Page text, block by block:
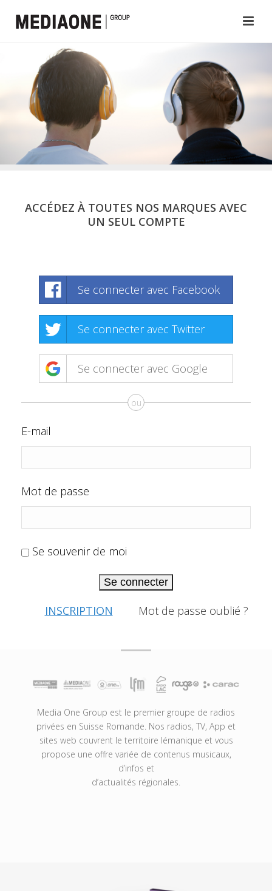
ACCÉDEZ À TOUTES NOS MARQUES AVEC
UN SEUL COMPTE
Se connecter avec Facebook
Se connecter avec Twitter
Se connecter avec Google
ou
E-mail
Mot de passe
Se souvenir de moi
Se connecter
INSCRIPTION Mot de passe oublié ?
Media One Group est le premier groupe de radios
privées en Suisse Romande. Nos radios, TV, App et
sites web couvrent le territoire lémanique et vous
propose une offre variée de contenus musicaux,
d’infos et
d’actualités régionales.